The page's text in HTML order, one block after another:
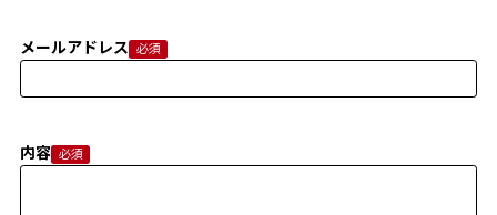
メールアドレス
内容